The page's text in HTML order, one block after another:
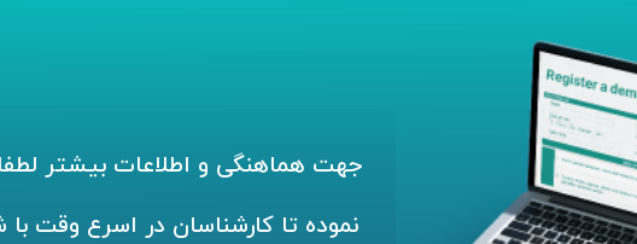
جهت هماهنگی و اطلاعات بیشتر
نموده تا کارشناسان در اسرع وقت